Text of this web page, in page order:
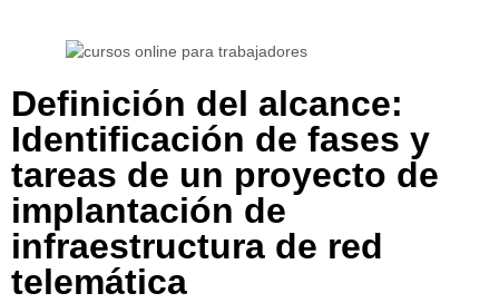
Definición del alcance:
Identificación de fases y
tareas de un proyecto de
implantación de
infraestructura de red
telemática